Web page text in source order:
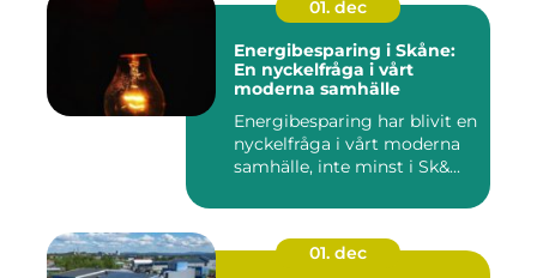
01. dec
Energibesparing i Skåne:
En nyckelfråga i vårt
moderna samhälle
Energibesparing har blivit en
nyckelfråga i vårt moderna
samhälle, inte minst i Sk&...
01. dec